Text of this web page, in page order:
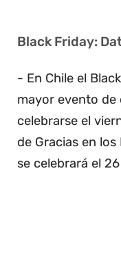
Black Friday:
- En Chile el
mayor evento de
celebrarse el
de Gracias en
se celebrará el